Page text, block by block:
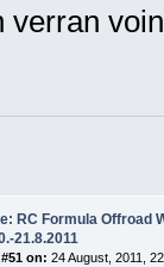
verran
RC Formula Offroad
21.8.2011
on: 24 August, 2011,